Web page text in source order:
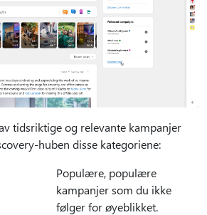
tidsriktige og relevante kampanjer
huben disse kategoriene:
Populære, populære
kampanjer som du ikke
følger for øyeblikket.